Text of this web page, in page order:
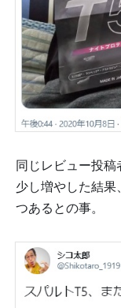
同じレビュー投
少し増やした結
つあるとの事。